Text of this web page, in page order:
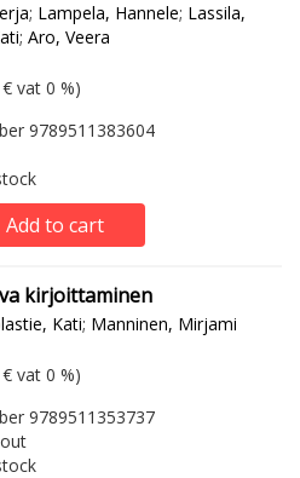
; Lampela, Hannele; Lassila,
; Aro, Veera
hinta
vat 0 %)
9789511383604
Add to cart
kirjoittaminen
Kati; Manninen, Mirjami
hinta
vat 0 %)
9789511353737